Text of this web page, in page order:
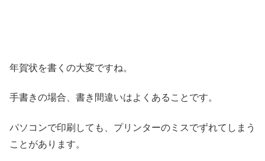
年賀状を書くの大変ですね。
手書きの場合、書き間違いはよくあることです。
パソコンで印刷しても、プリンターのミスでずれてしまう
ことがあります。